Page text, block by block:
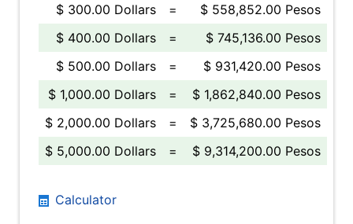
$ 300.00 Dollars
=
$ 558,852.00 Pesos
$ 400.00 Dollars
=
$ 745,136.00 Pesos
$ 500.00 Dollars
=
$ 931,420.00 Pesos
$ 1,000.00 Dollars
=
$ 1,862,840.00 Pesos
$ 2,000.00 Dollars
=
$ 3,725,680.00 Pesos
$ 5,000.00 Dollars
= $ 9,314,200.00 Pesos
Calculator